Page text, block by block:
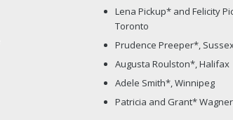
Lena Pickup* and Felicity
Toronto
Prudence Preeper*,
Augusta Roulston*, Halifax
Adele Smith*, Winnipeg
Patricia and Grant*